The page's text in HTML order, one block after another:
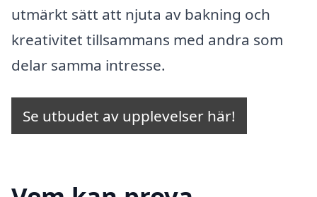
utmärkt sätt att njuta av bakning och
kreativitet tillsammans med andra som
delar samma intresse.
Se utbudet av upplevelser här!